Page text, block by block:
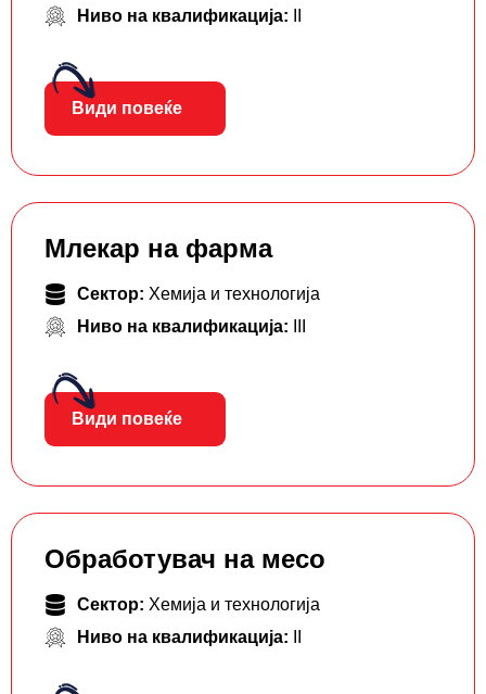
Ниво на квалификација:
Види повеќе
Млекар на фарма
Сектор: Хемија и технологија
Ниво на квалификација:
Види повеќе
Обработувач на месо
Сектор: Хемија и технологија
Ниво на квалификација: